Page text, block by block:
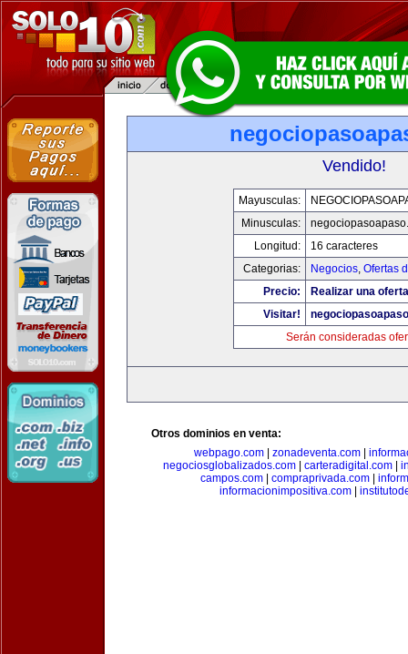
Vendido!
Mayusculas:
Minusculas:
Longitud:
16 caracteres
Categorias:
Negocios, Ofertas
Precio:
Realizar una
Visitar!
Serán consideradas
Otros dominios en venta:
webpago.com
zonadeventa.com
negociosglobalizados.com
carteradigital.com
campos.com
compraprivada.com
informacionimpositiva.com